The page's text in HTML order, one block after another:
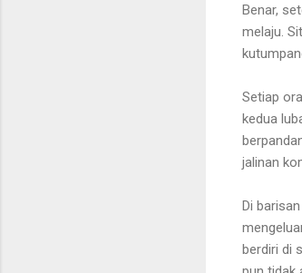
Benar,
melaju.
Setiap
kedua
jalinan
Di
berdiri di